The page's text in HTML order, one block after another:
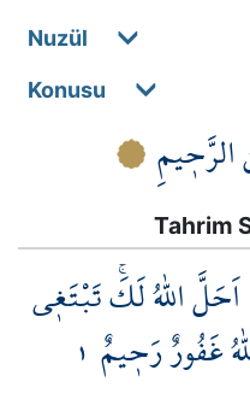
Kökler
Nuzül
Konusu
الرَّح۪يمِ
Tahrim
اَحَلَّ اللّٰهُ لَكَۚ تَبْتَغ۪ي
غَفُورٌ رَح۪يمٌ ١